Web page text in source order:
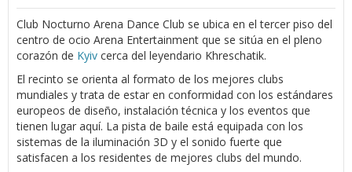
Club Nocturno Arena Dance Club se ubica en el tercer piso del
centro de ocio Arena Entertainment que se sitúa en el pleno
corazón de Kyiv cerca del leyendario Khreschatik.
El recinto se orienta al formato de los mejores clubs
mundiales y trata de estar en conformidad con los estándares
europeos de diseño, instalación técnica y los eventos que
tienen lugar aquí. La pista de baile está equipada con los
sistemas de la iluminación 3D y el sonido fuerte que
satisfacen a los residentes de mejores clubs del mundo.